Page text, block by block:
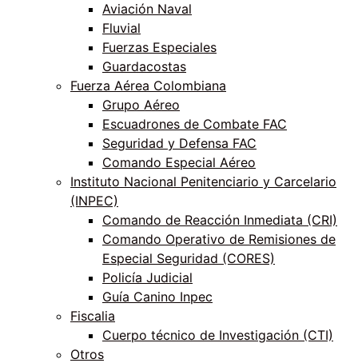
Aviación Naval
Fluvial
Fuerzas Especiales
Guardacostas
Fuerza Aérea Colombiana
Grupo Aéreo
Escuadrones de Combate FAC
Seguridad y Defensa FAC
Comando Especial Aéreo
Instituto Nacional Penitenciario y Carcelario
(INPEC)
Comando de Reacción Inmediata (CRI)
Comando Operativo de Remisiones de
Especial Seguridad (CORES)
Policía Judicial
Guía Canino Inpec
Fiscalia
Cuerpo técnico de Investigación (CTI)
Otros